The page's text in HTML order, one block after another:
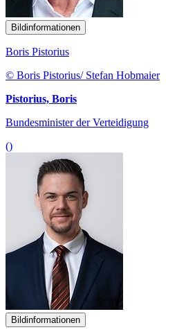
Bildinformationen
Boris Pistorius
© Boris Pistorius/ Stefan Hobmaier
Pistorius, Boris
Bundesminister der Verteidigung
()
Bildinformationen